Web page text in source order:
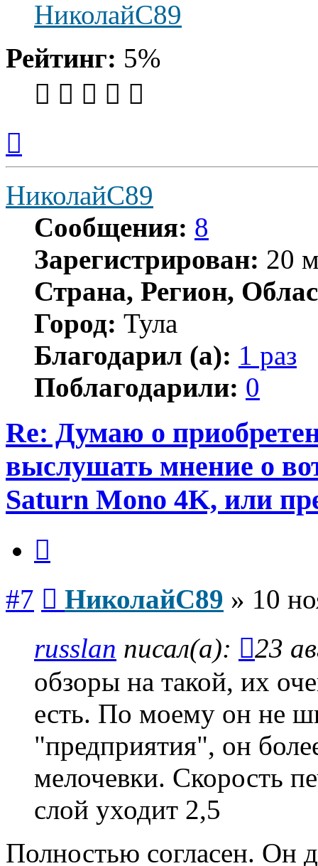
НиколайС89
Рейтинг: 5%
началу
НиколайС89
Сообщения: 8
Зарегистрирован: 20
Страна, Регион,
Город: Тула
Благодарил (а): 1 раз
Поблагодарили: 0
Re: Думаю о
выслушать мнение о
Saturn Mono 4K, или
#7 НиколайС89 » 10
russlan писал(а):
23
обзоры на такой, их
есть. По моему он не
"предприятия", он
мелочевки. Скорость
слой уходит 2,5
Полностью согласен. Он